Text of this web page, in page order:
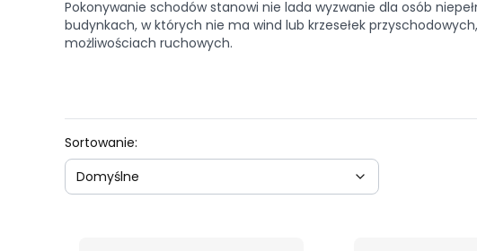
Pokonywanie schodów stanowi nie lada wyzwanie dla osób
budynkach, w których nie ma wind lub krzesełek
możliwościach ruchowych.
Lista produktów
Sortowanie:
Domyślne